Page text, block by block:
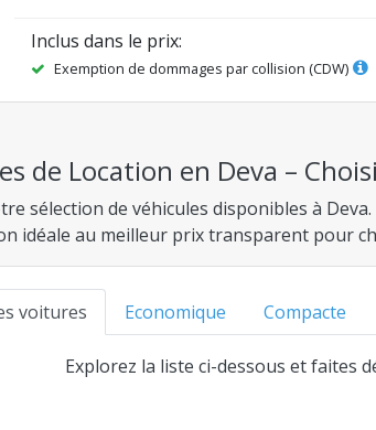
Inclus dans le prix:
Exemption de dommages par collision (CDW)
de Location en Deva –
sélection de véhicules disponibles à
idéale au meilleur prix transparent pour
voitures Economique Compacte
Explorez la liste ci-dessous et faites